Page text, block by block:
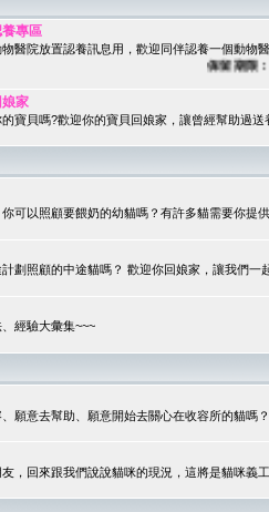
養專區
醫院放置認養訊息用，歡迎同伴認養一個動物
保留期限：60
娘家
寶貝嗎?歡迎你的寶貝回娘家，讓曾經幫助過
可以照顧要餵奶的幼貓嗎？有許多貓需要你提
劃照顧的中途貓嗎？ 歡迎你回娘家，讓我們一
經驗大彙集~~~
願意去幫助、願意開始去關心在收容所的貓嗎？
，回來跟我們說說貓咪的現況，這將是貓咪義